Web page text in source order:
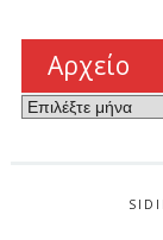
Αρχείο
Αρχείο